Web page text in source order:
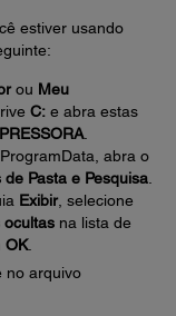
estiver usando
ou Meu
C: e abra estas
.
abra o
de Pasta e Pesquisa
Exibir, selecione
ocultas na lista de
OK.
no arquivo